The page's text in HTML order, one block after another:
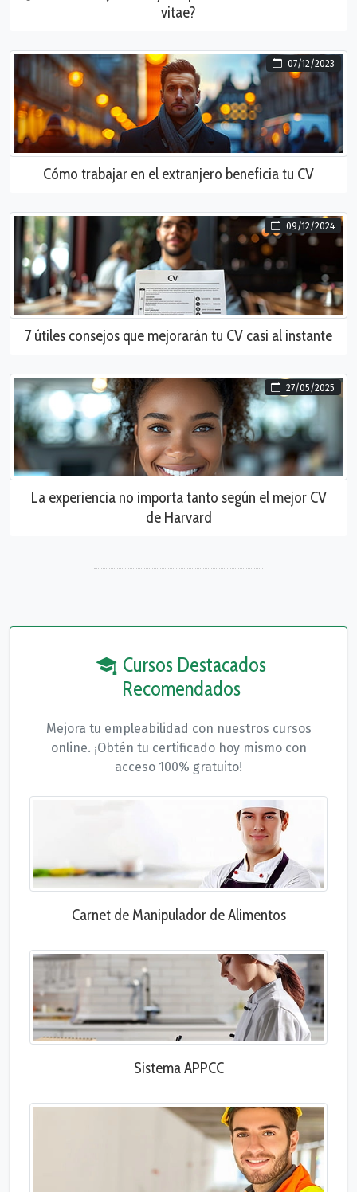
vitae?
07/12/2023
Cómo trabajar en el extranjero beneficia tu CV
09/12/2024
7 útiles consejos que mejorarán tu CV casi al instante
27/05/2025
La experiencia no importa tanto según el mejor CV
de Harvard
Cursos Destacados
Recomendados
Mejora tu empleabilidad con nuestros cursos
online. ¡Obtén tu certificado hoy mismo con
acceso 100% gratuito!
Carnet de Manipulador de Alimentos
Sistema APPCC